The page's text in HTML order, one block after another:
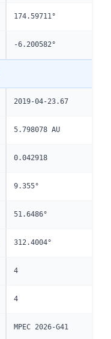
174.59711°
-6.200582°
2019-04-23.67
5.798078 AU
0.042918
9.355°
51.6486°
312.4004°
4
4
MPEC 2026-G41